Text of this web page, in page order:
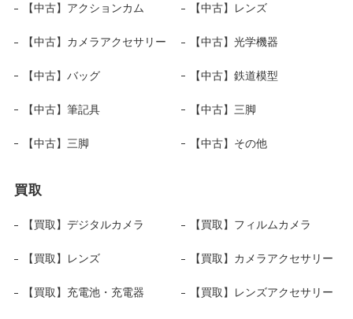
【中古】アクションカム 【中古】レンズ
【中古】カメラアクセサリー 【中古】光学機器
【中古】バッグ 【中古】鉄道模型
【中古】筆記具 【中古】三脚
【中古】三脚 【中古】その他
買取
【買取】デジタルカメラ 【買取】フィルムカメラ
【買取】レンズ 【買取】カメラアクセサリー
【買取】充電池・充電器 【買取】レンズアクセサリー